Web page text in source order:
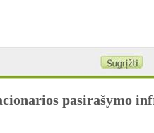
pasirašymo